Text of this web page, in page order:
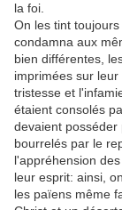
la foi.
On les tint
condamna aux
bien différentes,
imprimées sur
tristesse et
étaient consolés
devaient
bourrelés par le
l'appréhension
leur esprit: ainsi,
les païens même